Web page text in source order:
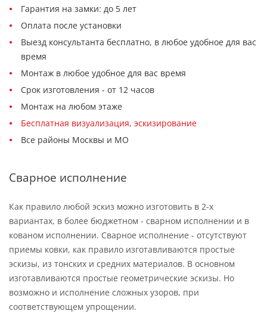
Гарантия на замки: до 5 лет
Оплата после установки
Выезд консультанта бесплатно, в любое удобное для вас
время
Монтаж в любое удобное для вас время
Срок изготовления - от 12 часов
Монтаж на любом этаже
Бесплатная визуализация, эскизирование
Все районы Москвы и МО
Сварное исполнение
Как правило любой эскиз можно изготовить в 2-х
вариантах, в более бюджетном - сварном исполнении и в
кованом исполнении. Сварное исполнение - отсутствуют
приемы ковки, как правило изготавливаются простые
эскизы, из тонских и средних материалов. В основном
изготавливаются простые геометрические эскизы. Но
возможно и исполнение сложных узоров, при
соответствующем упрощении.